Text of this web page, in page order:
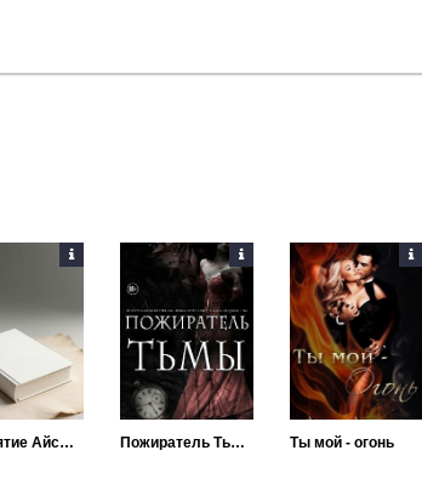
Проклятие Айсмора Пожиратель Тьмы Ты мой - огонь